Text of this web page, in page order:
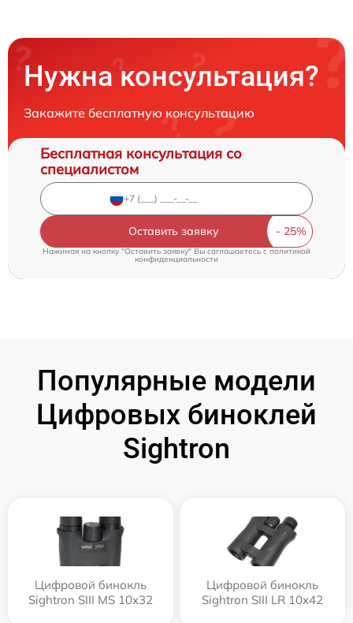
Нужна консультация?
Закажите бесплатную консультацию
Бесплатная консультация со
специалистом
Оставить заявку
Нажимая на кнопку "Оставить заявку" Вы соглашаетесь cполитикой
конфиденциальности
Популярные модели
Цифровых биноклей
Sightron
Цифровой бинокль
Sightron SIII MS 10x32
Цифровой бинокль
Sightron SIII LR 10x42